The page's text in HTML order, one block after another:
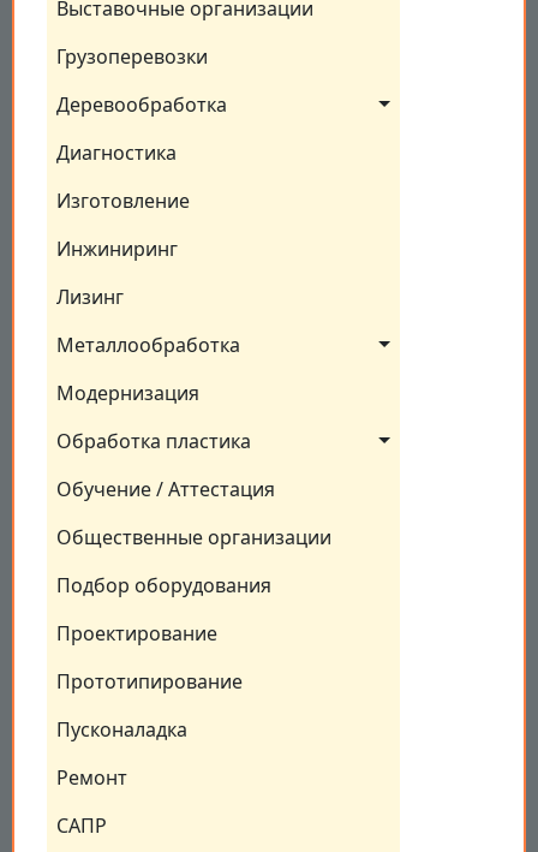
Выставочные организации
Грузоперевозки
Деревообработка
Диагностика
Изготовление
Инжиниринг
Лизинг
Металлообработка
Модернизация
Обработка пластика
Обучение / Аттестация
Общественные организации
Подбор оборудования
Проектирование
Прототипирование
Пусконаладка
Ремонт
САПР